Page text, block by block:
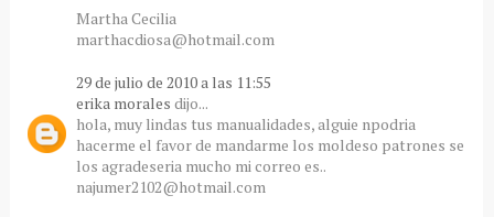
Martha Cecilia
marthacdiosa@hotmail.com
29 de julio de 2010 a las 11:55
erika morales dijo...
hola, muy lindas tus manualidades, alguie npodria
hacerme el favor de mandarme los moldeso patrones se
los agradeseria mucho mi correo es..
najumer2102@hotmail.com